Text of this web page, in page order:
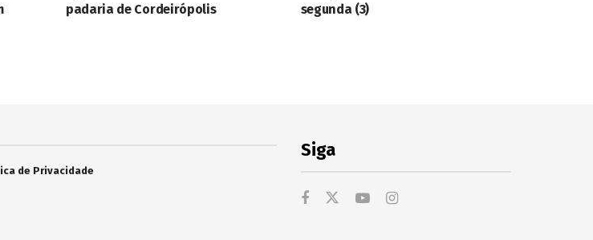
padaria de Cordeirópolis
segunda (3)
de Privacidade
Siga